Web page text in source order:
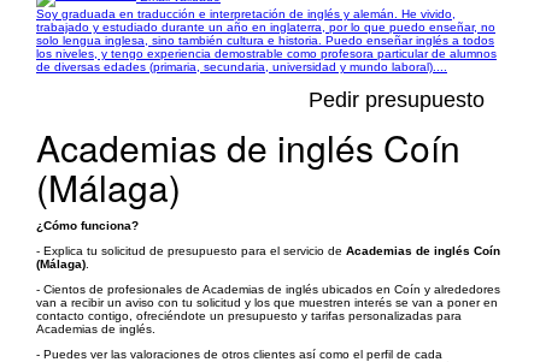
Soy graduada en traducción e interpretación de inglés y alemán. He vivido,
trabajado y estudiado durante un año en inglaterra, por lo que puedo enseñar, no
solo lengua inglesa, sino también cultura e historia. Puedo enseñar inglés a todos
los niveles, y tengo experiencia demostrable como profesora particular de alumnos
de diversas edades (primaria, secundaria, universidad y mundo laboral)....
Pedir presupuesto
Academias de inglés Coín
(Málaga)
¿Cómo funciona?
- Explica tu solicitud de presupuesto para el servicio de Academias de inglés Coín
(Málaga)
- Cientos de profesionales de Academias de inglés ubicados en Coín y alrededores
van a recibir un aviso con tu solicitud y los que muestren interés se van a poner en
contacto contigo, ofreciéndote un presupuesto y tarifas personalizadas para
Academias de inglés.
- Puedes ver las valoraciones de otros clientes así como el perfil de cada